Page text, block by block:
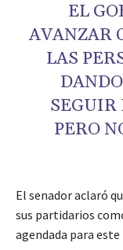
EL
AVANZAR
LAS
SEGUIR
PERO
El senador aclaró
sus partidarios
agendada para